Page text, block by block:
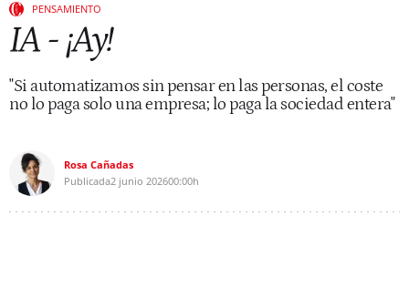
PENSAMIENTO
IA - ¡Ay!
"Si automatizamos sin pensar en las personas, el coste
no lo paga solo una empresa; lo paga la sociedad entera"
Rosa Cañadas
Publicada2 junio 202600:00h